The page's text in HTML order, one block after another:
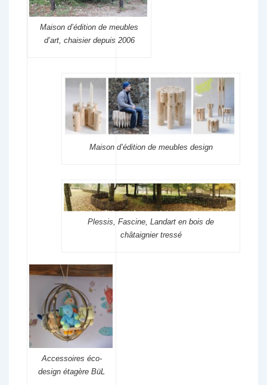
Maison d’édition de meubles
d’art, chaisier depuis 2006
Maison d’édition de meubles design
Plessis, Fascine, Landart en bois de
châtaignier tressé
Accessoires éco-
design étagère BüL